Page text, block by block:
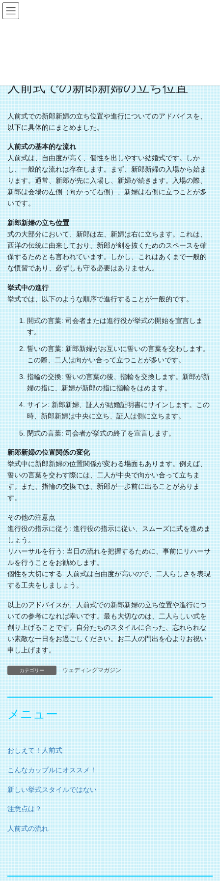
コ
ン
ッ
プ
ナ
ビ
移
動
人前式での新郎新婦の立ち位置
人前式での新郎新婦の立ち位置や進行についてのアドバイスを、
以下に具体的にまとめました。
人前式の基本的な流れ
人前式は、自由度が高く、個性を出しやすい結婚式です。しか
し、一般的な流れは存在します。まず、新郎新婦の入場から始ま
ります。通常、新郎が先に入場し、新婦が続きます。入場の際、
新郎は会場の左側（向かって右側）、新婦は右側に立つことが多
いです。
新郎新婦の立ち位置
式の大部分において、新郎は左、新婦は右に立ちます。これは、
西洋の伝統に由来しており、新郎が剣を抜くためのスペースを確
保するためとも言われています。しかし、これはあくまで一般的
な慣習であり、必ずしも守る必要はありません。
挙式中の進行
挙式では、以下のような順序で進行することが一般的です。
開式の言葉: 司会者または進行役が挙式の開始を宣言しま
す。
誓いの言葉: 新郎新婦がお互いに誓いの言葉を交わします。
この際、二人は向かい合って立つことが多いです。
指輪の交換: 誓いの言葉の後、指輪を交換します。新郎が新
婦の指に、新婦が新郎の指に指輪をはめます。
サイン: 新郎新婦、証人が結婚証明書にサインします。この
時、新郎新婦は中央に立ち、証人は側に立ちます。
閉式の言葉: 司会者が挙式の終了を宣言します。
新郎新婦の位置関係の変化
挙式中に新郎新婦の位置関係が変わる場面もあります。例えば、
誓いの言葉を交わす際には、二人が中央で向かい合って立ちま
す。また、指輪の交換では、新郎が一歩前に出ることがありま
す。
その他の注意点
進行役の指示に従う: 進行役の指示に従い、スムーズに式を進めま
しょう。
リハーサルを行う: 当日の流れを把握するために、事前にリハーサ
ルを行うことをお勧めします。
個性を大切にする: 人前式は自由度が高いので、二人らしさを表現
する工夫をしましょう。
以上のアドバイスが、人前式での新郎新婦の立ち位置や進行につ
いての参考になれば幸いです。最も大切なのは、二人らしい式を
創り上げることです。自分たちのスタイルに合った、忘れられな
い素敵な一日をお過ごしください。お二人の門出を心よりお祝い
申し上げます。
カテゴリー ウェディングマガジン
メニュー
おしえて！人前式
こんなカップルにオススメ！
新しい挙式スタイルではない
注意点は？
人前式の流れ